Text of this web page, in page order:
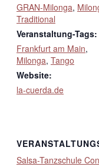
GRAN-Milonga,
Traditional
Veranstaltung-Tags:
Frankfurt am Main,
Milonga, Tango
Website:
la-cuerda.de
Salsa-Tanzschule